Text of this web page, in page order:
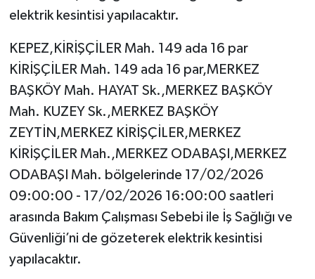
elektrik kesintisi yapılacaktır.
KEPEZ,KİRİŞÇİLER Mah. 149 ada 16 par
KİRİŞÇİLER Mah. 149 ada 16 par,MERKEZ
BAŞKÖY Mah. HAYAT Sk.,MERKEZ BAŞKÖY
Mah. KUZEY Sk.,MERKEZ BAŞKÖY
ZEYTİN,MERKEZ KİRİŞÇİLER,MERKEZ
KİRİŞÇİLER Mah.,MERKEZ ODABAŞI,MERKEZ
ODABAŞI Mah. bölgelerinde 17/02/2026
09:00:00 - 17/02/2026 16:00:00 saatleri
arasında Bakım Çalışması Sebebi ile İş Sağlığı ve
Güvenliği’ni de gözeterek elektrik kesintisi
yapılacaktır.